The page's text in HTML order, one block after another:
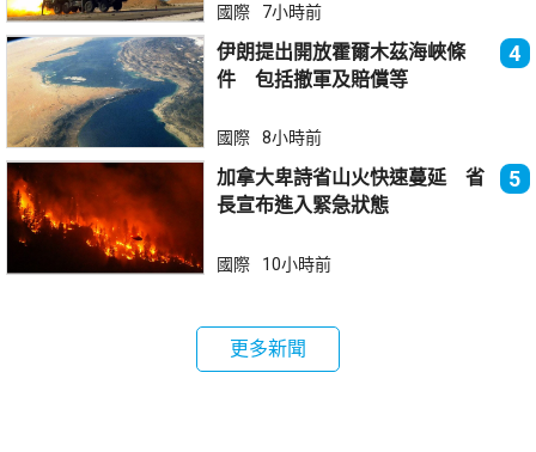
國際 7小時前
伊朗提出開放霍爾木茲海峽條
件 包括撤軍及賠償等
4
國際 8小時前
加拿大卑詩省山火快速蔓延 省
長宣布進入緊急狀態
5
國際 10小時前
更多新聞